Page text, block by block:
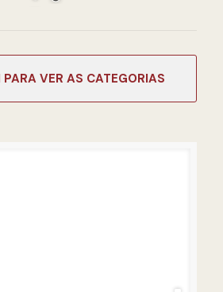
CATEGORIAS